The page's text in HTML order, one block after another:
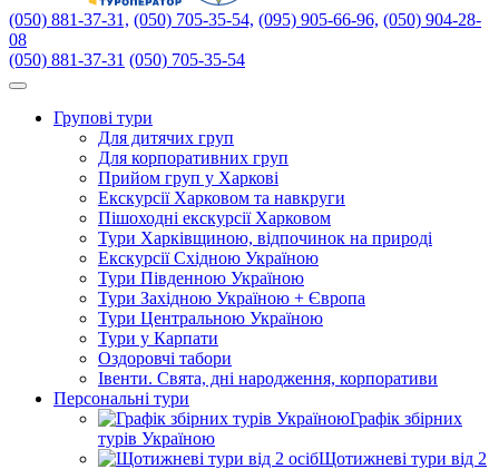
(050) 881-37-31, (050) 705-35-54, (095) 905-66-96, (050) 904-28-
08
(050) 881-37-31 (050) 705-35-54
Групові тури
Для дитячих груп
Для корпоративних груп
Прийом груп у Харкові
Екскурсії Харковом та навкруги
Пішоходні екскурсії Харковом
Тури Харківщиною, відпочинок на природі
Екскурсії Східною Україною
Тури Південною Україною
Тури Західною Україною + Європа
Тури Центральною Україною
Тури у Карпати
Оздоровчі табори
Івенти. Свята, дні народження, корпоративи
Персональні тури
Графік збірних
турів Україною
Щотижневі тури від 2